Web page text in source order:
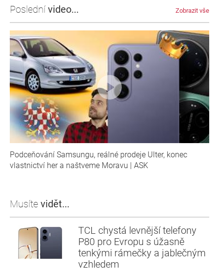
Poslední video... Zobrazit vše
Podceňování Samsungu, reálné prodeje Ulter, konec
vlastnictví her a naštveme Moravu | ASK
Musíte vidět...
TCL chystá levnější telefony
P80 pro Evropu s úžasně
tenkými rámečky a jablečným
vzhledem